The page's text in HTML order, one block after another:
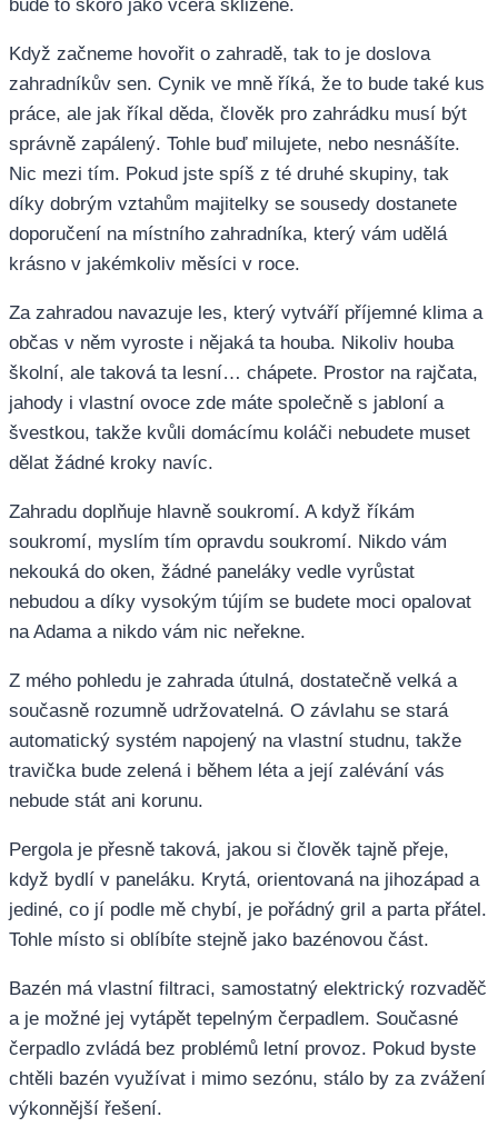
bude to skoro jako včera sklizené.
Když začneme hovořit o zahradě, tak to je doslova
zahradníkův sen. Cynik ve mně říká, že to bude také kus
práce, ale jak říkal děda, člověk pro zahrádku musí být
správně zapálený. Tohle buď milujete, nebo nesnášíte.
Nic mezi tím. Pokud jste spíš z té druhé skupiny, tak
díky dobrým vztahům majitelky se sousedy dostanete
doporučení na místního zahradníka, který vám udělá
krásno v jakémkoliv měsíci v roce.
Za zahradou navazuje les, který vytváří příjemné klima a
občas v něm vyroste i nějaká ta houba. Nikoliv houba
školní, ale taková ta lesní… chápete. Prostor na rajčata,
jahody i vlastní ovoce zde máte společně s jabloní a
švestkou, takže kvůli domácímu koláči nebudete muset
dělat žádné kroky navíc.
Zahradu doplňuje hlavně soukromí. A když říkám
soukromí, myslím tím opravdu soukromí. Nikdo vám
nekouká do oken, žádné paneláky vedle vyrůstat
nebudou a díky vysokým tújím se budete moci opalovat
na Adama a nikdo vám nic neřekne.
Z mého pohledu je zahrada útulná, dostatečně velká a
současně rozumně udržovatelná. O závlahu se stará
automatický systém napojený na vlastní studnu, takže
travička bude zelená i během léta a její zalévání vás
nebude stát ani korunu.
Pergola je přesně taková, jakou si člověk tajně přeje,
když bydlí v paneláku. Krytá, orientovaná na jihozápad a
jediné, co jí podle mě chybí, je pořádný gril a parta přátel.
Tohle místo si oblíbíte stejně jako bazénovou část.
Bazén má vlastní filtraci, samostatný elektrický rozvaděč
a je možné jej vytápět tepelným čerpadlem. Současné
čerpadlo zvládá bez problémů letní provoz. Pokud byste
chtěli bazén využívat i mimo sezónu, stálo by za zvážení
výkonnější řešení.